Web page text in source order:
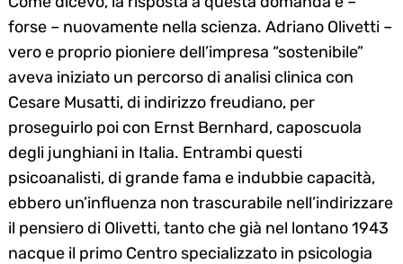
forse – nuovamente nella scienza. Adriano Olivetti –
vero e proprio pioniere dell’impresa “sostenibile”
aveva iniziato un percorso di analisi clinica con
Cesare Musatti, di indirizzo freudiano, per
proseguirlo poi con Ernst Bernhard, caposcuola
degli junghiani in Italia. Entrambi questi
psicoanalisti, di grande fama e indubbie capacità,
ebbero un’influenza non trascurabile nell’indirizzare
il pensiero di Olivetti, tanto che già nel lontano 1943
nacque il primo Centro specializzato in psicologia